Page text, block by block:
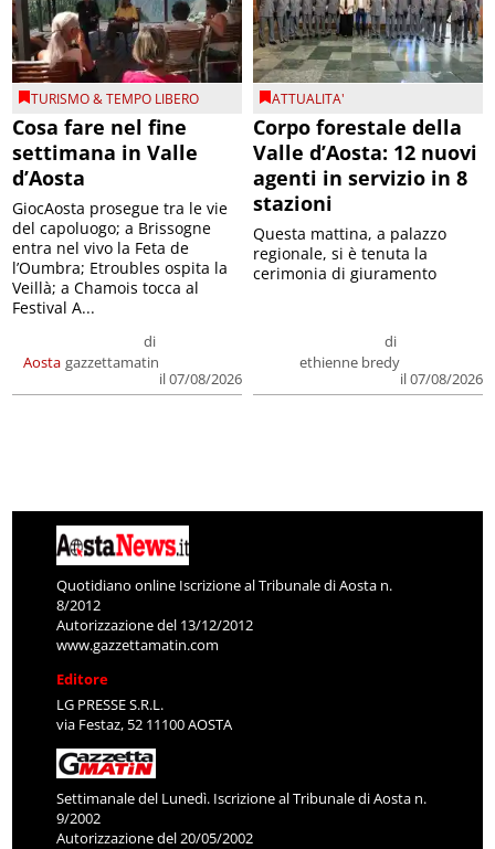
TURISMO & TEMPO LIBERO
Cosa fare nel fine
settimana in Valle
d’Aosta
Aosta
di
gazzettamatin
il 07/08/2026
GiocAosta prosegue tra le vie
del capoluogo; a Brissogne
entra nel vivo la Feta de
l’Oumbra; Etroubles ospita la
Veillà; a Chamois tocca al
Festival A...
ATTUALITA'
Corpo forestale della
Valle d’Aosta: 12 nuovi
agenti in servizio in 8
stazioni
di
ethienne bredy
il 07/08/2026
Questa mattina, a palazzo
regionale, si è tenuta la
cerimonia di giuramento
Quotidiano online Iscrizione al Tribunale di Aosta n.
8/2012
Autorizzazione del 13/12/2012
www.gazzettamatin.com
Editore
LG PRESSE S.R.L.
via Festaz, 52 11100 AOSTA
Settimanale del Lunedì. Iscrizione al Tribunale di Aosta n.
9/2002
Autorizzazione del 20/05/2002